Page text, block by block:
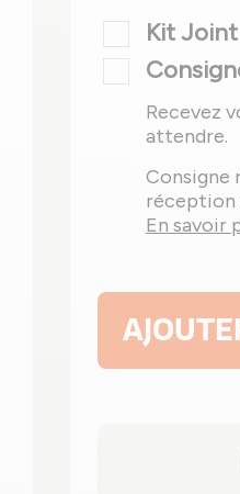
Kit
Recevez
attendre.
Consigne
réception
En savoir